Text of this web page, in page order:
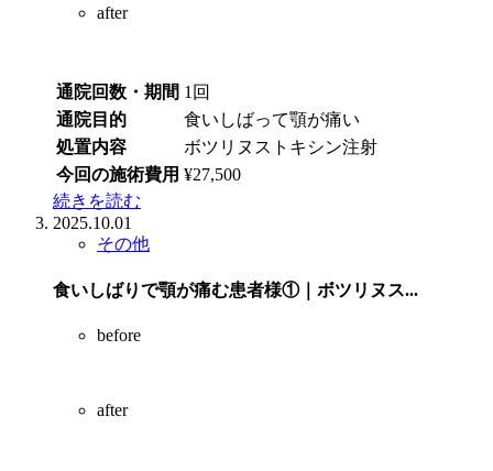
after
通院回数・期間 1回
通院目的
食いしばって顎が痛い
処置内容
ボツリヌストキシン注射
今回の施術費用 ¥27,500
続きを読む
2025.10.01
その他
食いしばりで顎が痛む患者様①｜ボツリヌス...
before
after